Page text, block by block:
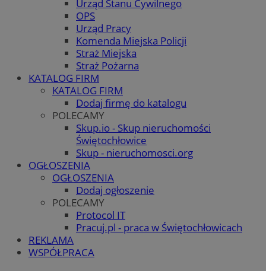
Urząd Stanu Cywilnego
OPS
Urząd Pracy
Komenda Miejska Policji
Straż Miejska
Straż Pożarna
KATALOG FIRM
KATALOG FIRM
Dodaj firmę do katalogu
POLECAMY
Skup.io - Skup nieruchomości
Świętochłowice
Skup - nieruchomosci.org
OGŁOSZENIA
OGŁOSZENIA
Dodaj ogłoszenie
POLECAMY
Protocol IT
Pracuj.pl - praca w Świętochłowicach
REKLAMA
WSPÓŁPRACA